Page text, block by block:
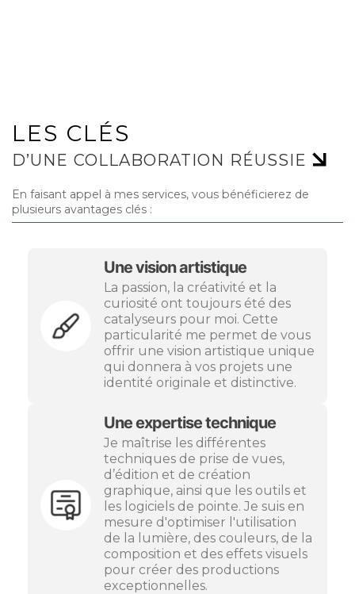
LES CLÉS
D’UNE COLLABORATION RÉUSSIE
En faisant appel à mes services, vous bénéficierez de
plusieurs avantages clés :
Une vision artistique
La passion, la créativité et la
curiosité ont toujours été des
catalyseurs pour moi. Cette
particularité me permet de vous
offrir une vision artistique unique
qui donnera à vos projets une
identité originale et distinctive.
Une expertise technique
Je maîtrise les différentes
techniques de prise de vues,
d’édition et de création
graphique, ainsi que les outils et
les logiciels de pointe. Je suis en
mesure d'optimiser l'utilisation
de la lumière, des couleurs, de la
composition et des effets visuels
pour créer des productions
exceptionnelles.